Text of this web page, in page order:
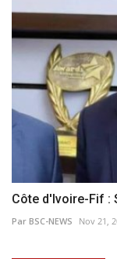
Côte d'Ivoire-Fif :
Par BSC-NEWS Nov 21,